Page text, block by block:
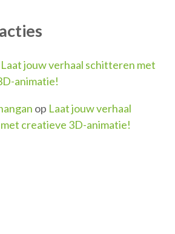
Laat jouw verhaal schitteren met
animatie!
op Laat jouw verhaal
creatieve 3D-animatie!